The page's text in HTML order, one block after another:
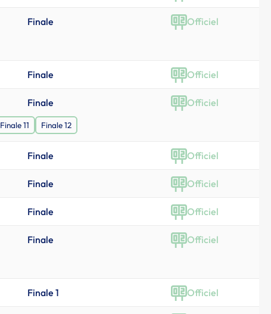
Finale Officiel
Finale Officiel
Finale Officiel
Finale 11 Finale 12
Finale Officiel
Finale Officiel
Finale Officiel
Finale Officiel
Finale 1 Officiel